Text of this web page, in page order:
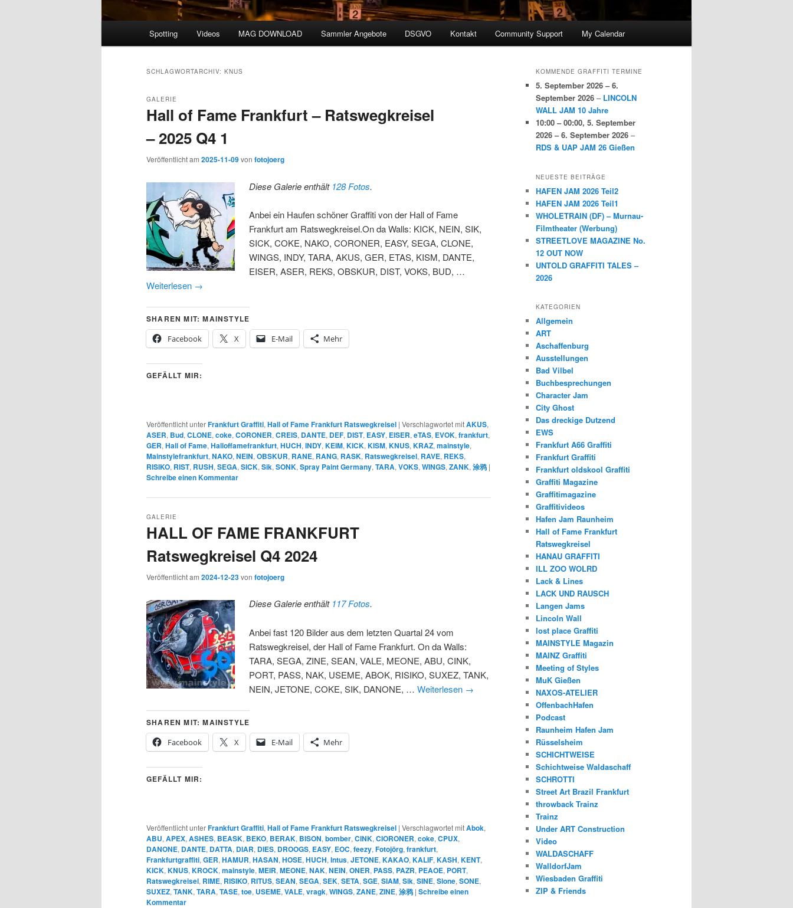
Spotting Videos MAG DOWNLOAD Sammler Angebote DSGVO Kontakt Community Support My Calendar
SCHLAGWORTARCHIV: KNUS
Hall of Fame Frankfurt – Ratswegkreisel
– 2025 Q4 1
GALERIE
Veröffentlicht am 2025-11-09von fotojoerg
Diese Galerie enthält 128 Fotos.
Anbei ein Haufen schöner Graffiti von der Hall of Fame
Frankfurt am Ratswegkreisel.On da Walls: KICK, NEIN, SIK,
SICK, COKE, NAKO, CORONER, EASY, SEGA, CLONE,
WINGS, INDY, TARA, AKUS, GER, ETAS, KISM, DANTE,
EISER, ASER, REKS, OBSKUR, DIST, VOKS, BUD, …
Weiterlesen →
SHAREN MIT: MAINSTYLE
Facebook
X E-Mail Mehr
GEFÄLLT MIR:
Veröffentlicht unterFrankfurt Graffiti, Hall of Fame Frankfurt Ratswegkreisel | Verschlagwortet mitAKUS,
ASER, Bud, CLONE, coke, CORONER, CREIS, DANTE, DEF, DIST, EASY, EISER, eTAS, EVOK, frankfurt,
GER, Hall of Fame, Halloffamefrankfurt, HUCH, INDY, KEIM, KICK, KISM, KNUS, KRAZ, mainstyle,
Mainstylefrankfurt, NAKO, NEIN, OBSKUR, RANE, RANG, RASK, Ratswegkreisel, RAVE, REKS,
RISIKO, RIST, RUSH, SEGA, SICK, Sik, SONK, Spray Paint Germany, TARA, VOKS, WINGS, ZANK, 涂鸦 |
Schreibe einen Kommentar
HALL OF FAME FRANKFURT
Ratswegkreisel Q4 2024
GALERIE
Veröffentlicht am 2024-12-23von fotojoerg
Diese Galerie enthält 117 Fotos.
Anbei fast 120 Bilder aus dem letzten Quartal 24 vom
Ratswegkreisel, der Hall of Fame Frankfurt. On da Walls:
TARA, SEGA, ZINE, SEAN, VALE, MEONE, ABU, CINK,
PORT, PASS, NAK, USEME, ABOK, RISIKO, SUXEZ, TANK,
NEIN, JETONE, COKE, SIK, DANONE, …Weiterlesen →
SHAREN MIT: MAINSTYLE
Facebook
X E-Mail Mehr
GEFÄLLT MIR:
Veröffentlicht unterFrankfurt Graffiti, Hall of Fame Frankfurt Ratswegkreisel | Verschlagwortet mitAbok,
ABU, APEX, ASHES, BEASK, BEKO, BERAK, BISON, bomber, CINK, CIORONER, coke, CPUX,
DANONE, DANTE, DATTA, DIAR, DIES, DROOGS, EASY, EOC, feezy, Fotojörg, frankfurt,
Frankfurtgraffiti, GER, HAMUR, HASAN, HOSE, HUCH, Intus, JETONE, KAKAO, KALIF, KASH, KENT,
KICK, KNUS, KROCK, mainstyle, MEIR, MEONE, NAK, NEIN, ONER, PASS, PAZR, PEAOE, PORT,
Ratswegkreisel, RIME, RISIKO, RITUS, SEAN, SEGA, SEK, SETA, SGE, SIAM, Sik, SINE, Slone, SONE,
SUXEZ, TANK, TARA, TASE, toe, USEME, VALE, vragk, WINGS, ZANE, ZINE, 涂鸦 | Schreibe einen
Kommentar
KOMMENDE GRAFFITI TERMINE
5. September 2026 – 6.
September 2026 – LINCOLN
WALL JAM 10 Jahre
10:00 – 00:00, 5. September
2026 – 6. September 2026 –
RDS & UAP JAM 26 Gießen
NEUESTE BEITRÄGE
HAFEN JAM 2026 Teil2
HAFEN JAM 2026 Teil1
WHOLETRAIN (DF) – Murnau-
Filmtheater (Werbung)
STREETLOVE MAGAZINE No.
12 OUT NOW
UNTOLD GRAFFITI TALES –
2026
KATEGORIEN
Allgemein
ART
Aschaffenburg
Ausstellungen
Bad Vilbel
Buchbesprechungen
Character Jam
City Ghost
Das dreckige Dutzend
EWS
Frankfurt A66 Graffiti
Frankfurt Graffiti
Frankfurt oldskool Graffiti
Graffiti Magazine
Graffitimagazine
Graffitivideos
Hafen Jam Raunheim
Hall of Fame Frankfurt
Ratswegkreisel
HANAU GRAFFITI
ILL ZOO WOLRD
Lack & Lines
LACK UND RAUSCH
Langen Jams
Lincoln Wall
lost place Graffiti
MAINSTYLE Magazin
MAINZ Graffiti
Meeting of Styles
MuK Gießen
NAXOS-ATELIER
OffenbachHafen
Podcast
Raunheim Hafen Jam
Rüsselsheim
SCHICHTWEISE
Schichtweise Waldaschaff
SCHROTTI
Street Art Brazil Frankfurt
throwback Trainz
Trainz
Under ART Construction
Video
WALDASCHAFF
WalldorfJam
Wiesbaden Graffiti
ZIP & Friends